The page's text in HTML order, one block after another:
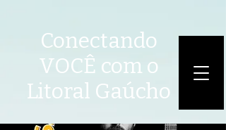
Conectando
VOCÊ com o
Litoral Gaúcho